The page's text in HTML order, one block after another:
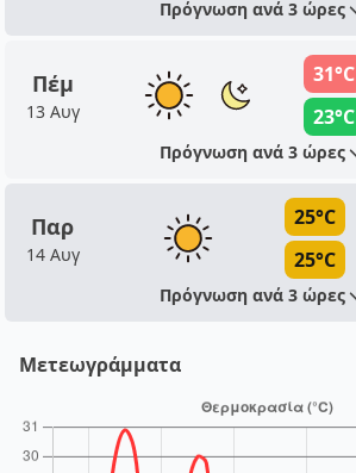
Πρόγνωση ανά 3 ώρες
Πέμ
13 Αυγ
31°C
23°C
Πρόγνωση ανά 3 ώρες
Παρ
14 Αυγ
25°C
25°C
Πρόγνωση ανά 3 ώρες
Μετεωγράμματα